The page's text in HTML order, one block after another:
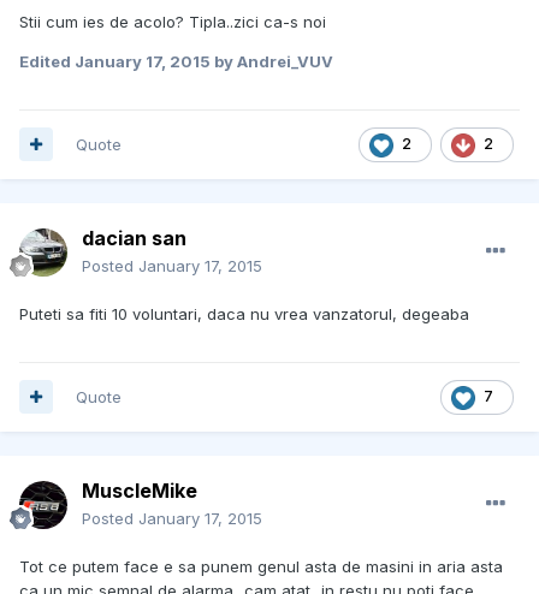
Stii cum ies de acolo? Tipla..zici ca-s noi
Edited January 17, 2015 by Andrei_VUV
2 2
Quote
dacian san
Posted January 17, 2015
Puteti sa fiti 10 voluntari, daca nu vrea vanzatorul, degeaba
7
Quote
MuscleMike
Posted January 17, 2015
Tot ce putem face e sa punem genul asta de masini in aria asta
ca un mic semnal de alarma...cam atat...in restu nu poti face